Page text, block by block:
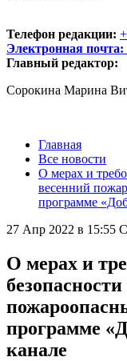
Телефон редакции:
Электронная почта:
Главный редактор:
Сорокина Марина
Главная
Все новости
О мерах и
весенний
программе
27 Апр 2022 в 15:55
О мерах и
программе
канале